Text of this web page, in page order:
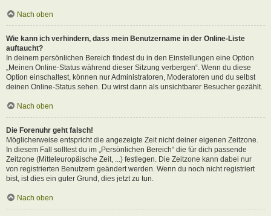
Nach oben
Wie kann ich verhindern, dass mein Benutzername in der Online-Liste
auftaucht?
In deinem persönlichen Bereich findest du in den Einstellungen eine Option
„Meinen Online-Status während dieser Sitzung verbergen“. Wenn du diese
Option einschaltest, können nur Administratoren, Moderatoren und du selbst
deinen Online-Status sehen. Du wirst dann als unsichtbarer Besucher gezählt.
Nach oben
Die Forenuhr geht falsch!
Möglicherweise entspricht die angezeigte Zeit nicht deiner eigenen Zeitzone.
In diesem Fall solltest du im „Persönlichen Bereich“ die für dich passende
Zeitzone (Mitteleuropäische Zeit, ...) festlegen. Die Zeitzone kann dabei nur
von registrierten Benutzern geändert werden. Wenn du noch nicht registriert
bist, ist dies ein guter Grund, dies jetzt zu tun.
Nach oben